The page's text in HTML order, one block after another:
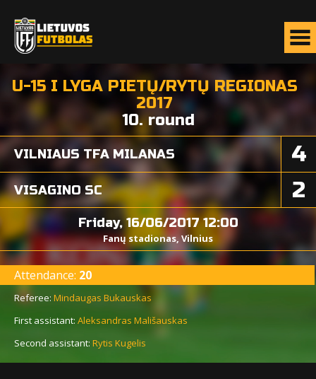
U-15 I LYGA PIETŲ/RYTŲ REGIONAS
2017
10. round
4
VILNIAUS TFA MILANAS
VISAGINO SC 2
Friday, 16/06/2017 12:00
Fanų stadionas, Vilnius
Attendance: 20
Referee: Mindaugas Bukauskas
First assistant: Aleksandras Mališauskas
Second assistant: Rytis Kugelis